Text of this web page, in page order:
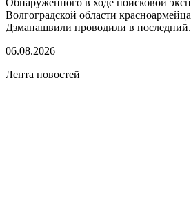
Волгоградской области
Дзманашвили проводили в
06.08.2026
Лента новостей